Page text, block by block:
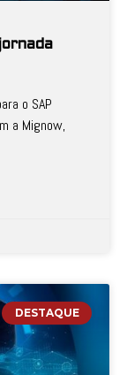
o SAP
a Mignow,
DESTAQUE